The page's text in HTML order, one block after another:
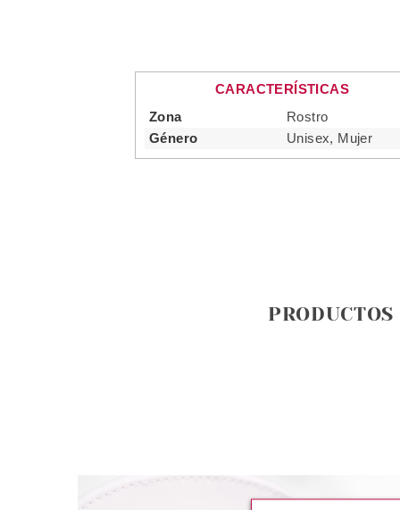
CARACTERÍSTICAS
Zona
Rostro
Género
Unisex, Mujer